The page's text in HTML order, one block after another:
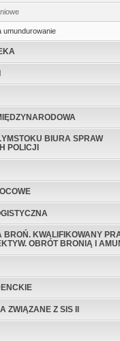
umundurowanie
BIURA SPRAW
POLICJI
BROŃ. KWALIFIKOWANY
OBRÓT BRONIĄ I
ZWIĄZANE Z SIS II